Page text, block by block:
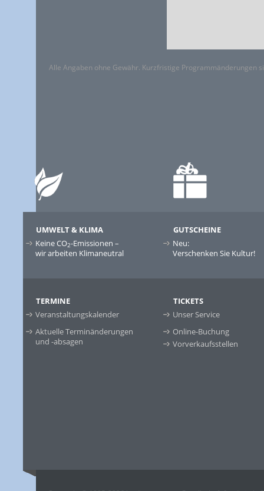
Alle Angaben ohne Gewähr. Kurzfristige Programmänderungen
UMWELT & KLIMA
Keine CO2-Emissionen –
wir arbeiten Klimaneutral
GUTSCHEINE
Neu:
Verschenken Sie Kultur!
TERMINE
Veranstaltungskalender
Aktuelle Terminänderungen
und -absagen
TICKETS
Unser Service
Online-Buchung
Vorverkaufsstellen